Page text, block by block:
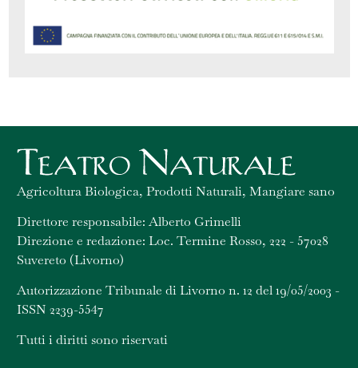
Agricoltura Biologica, Prodotti Naturali, Mangiare sano
Direttore responsabile: Alberto Grimelli
Direzione e redazione: Loc. Termine Rosso, 222 - 57028
Suvereto (Livorno)
Autorizzazione Tribunale di Livorno n. 12 del 19/05/2003 -
ISSN 2239-5547
Tutti i diritti sono riservati